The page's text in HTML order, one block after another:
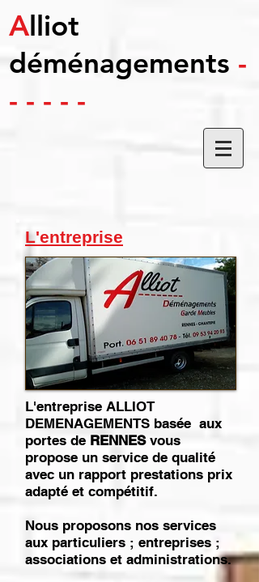
Alliot
déménagements -
- - - - -
L'entreprise
L'entreprise ALLIOT
DEMENAGEMENTS basée aux
portes de RENNES vous
propose un service de qualité
avec un rapport prestations prix
adapté et compétitif.
Nous proposons nos services
aux particuliers ; entreprises ;
associations et administrations.